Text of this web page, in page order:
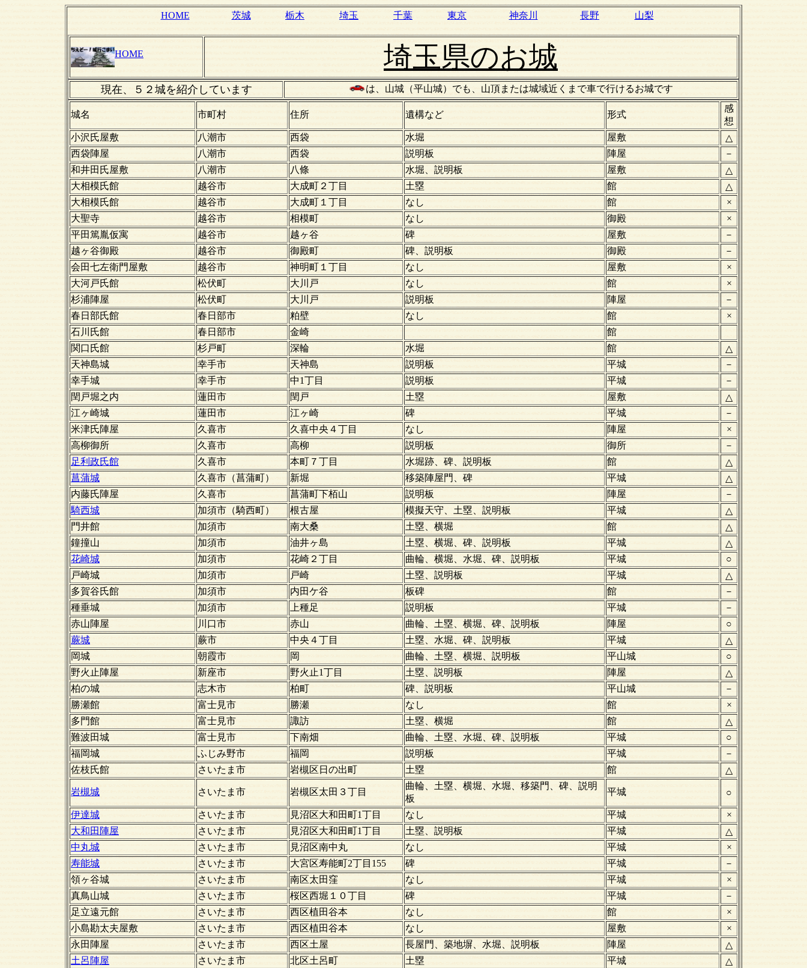
HOME 茨城 栃木 埼玉 千葉 東京 神奈川 長野 山梨
HOME 埼玉県のお城
現在、５２城を紹介しています は、山城（平山城）でも、山頂または城域近くまで車で行けるお城です
城名 市町村 住所 遺構など 形式
感
想
小沢氏屋敷
八潮市 西袋 水堀 屋敷
△
西袋陣屋
八潮市 西袋 説明板 陣屋
－
和井田氏屋敷
八潮市 八條 水堀、説明板 屋敷
△
大相模氏館
越谷市 大成町２丁目 土塁 館
△
大相模氏館
越谷市 大成町１丁目 なし 館
×
大聖寺
越谷市 相模町 なし 御殿
×
平田篤胤仮寓
越谷市 越ヶ谷 碑 屋敷
－
越ヶ谷御殿
越谷市 御殿町 碑、説明板 御殿
－
会田七左衛門屋敷
越谷市 神明町１丁目 なし 屋敷
×
大河戸氏館
松伏町 大川戸 なし 館
×
杉浦陣屋
松伏町 大川戸 説明板 陣屋
－
春日部氏館
春日部市 粕壁 なし 館
×
石川氏館
春日部市 金崎
館
関口氏館
杉戸町 深輪 水堀 館
△
天神島城
幸手市 天神島 説明板 平城
－
幸手城
幸手市 中1丁目 説明板 平城
－
閏戸堀之内
蓮田市 閏戸 土塁 屋敷
△
江ヶ崎城
蓮田市 江ヶ崎 碑 平城
－
米津氏陣屋
久喜市 久喜中央４丁目 なし 陣屋
×
高柳御所
久喜市 高柳 説明板 御所
－
足利政氏館
久喜市 本町７丁目 水堀跡、碑、説明板 館
△
菖蒲城
久喜市（菖蒲町） 新堀 移築陣屋門、碑 平城
△
内藤氏陣屋
久喜市 菖蒲町下栢山 説明板 陣屋
－
騎西城
加須市（騎西町） 根古屋 模擬天守、土塁、説明板 平城
△
門井館
加須市 南大桑 土塁、横堀 館
△
鐘撞山
加須市 油井ヶ島 土塁、横堀、碑、説明板 平城
△
花崎城
加須市 花崎２丁目 曲輪、横堀、水堀、碑、説明板 平城
○
戸崎城
加須市 戸崎 土塁、説明板 平城
△
多賀谷氏館
加須市 内田ケ谷 板碑 館
－
種垂城
加須市 上種足 説明板 平城
－
赤山陣屋
川口市 赤山 曲輪、土塁、横堀、碑、説明板 陣屋
○
蕨城
蕨市 中央４丁目 土塁、水堀、碑、説明板 平城
△
岡城
朝霞市 岡 曲輪、土塁、横堀、説明板 平山城
○
野火止陣屋
新座市 野火止1丁目 土塁、説明板 陣屋
△
柏の城
志木市 柏町 碑、説明板 平山城
－
勝瀬館
富士見市 勝瀬 なし 館
×
多門館
富士見市 諏訪 土塁、横堀 館
△
難波田城
富士見市 下南畑 曲輪、土塁、水堀、碑、説明板 平城
○
福岡城
ふじみ野市 福岡 説明板 平城
－
佐枝氏館
さいたま市 岩槻区日の出町 土塁 館 △
岩槻城 さいたま市 岩槻区太田３丁目
曲輪、土塁、横堀、水堀、移築門、碑、説明
板
平城 ○
伊達城 さいたま市 見沼区大和田町1丁目 なし 平城
×
大和田陣屋
さいたま市 見沼区大和田町1丁目 土塁、説明板 平城
△
中丸城
さいたま市 見沼区南中丸 なし 平城
×
寿能城
さいたま市 大宮区寿能町2丁目155 碑 平城
－
領ヶ谷城
さいたま市 南区太田窪 なし 平城
×
真鳥山城
さいたま市 桜区西堀１０丁目 碑 平城
－
足立遠元館
さいたま市 西区植田谷本 なし 館
×
小島勘太夫屋敷
さいたま市 西区植田谷本 なし 屋敷
×
永田陣屋
さいたま市 西区土屋 長屋門、築地塀、水堀、説明板 陣屋
△
土呂陣屋
さいたま市 北区土呂町 土塁 平城
△